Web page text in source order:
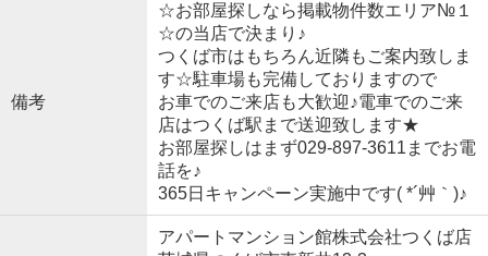
備考
☆お部屋探しなら掲載物件数エリア№１
☆の当店で決まり♪
つくば市はもちろん近隣もご案内致しま
す☆駐車場も完備しておりますので
お車でのご来店も大歓迎♪電車でのご来
店はつくば駅まで送迎致します★
お部屋探しはまず029-897-3611までお電
話を♪
365日キャンペーン実施中です( *´艸｀)♪
アパートマンション館株式会社つくば店